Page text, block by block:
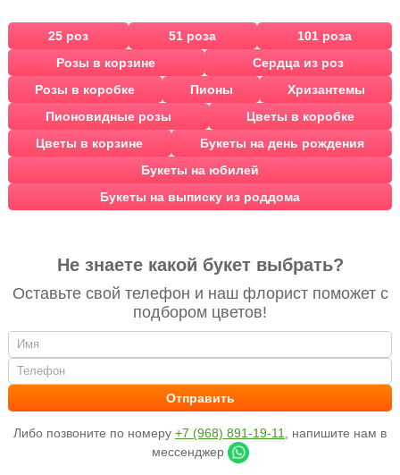
25 роз 51 роза
101 роза
Розы в корзине
Сердца из роз
Розы в коробке
Пионы
Хризантемы
Пионовидные розы
Цветы в коробке
Цветы в корзине
Букеты на день рождения
Букеты на юбилей
Букеты на выписку из роддома
Не знаете какой букет выбрать?
Оставьте свой телефон и наш флорист поможет с
подбором цветов!
Либо позвоните по номеру +7 (968) 891-19-11
, напишите нам в
мессенджер